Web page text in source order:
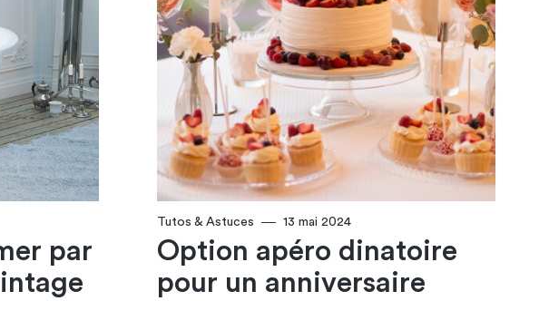
par
Tutos & Astuces 13 mai 2024
Option apéro dinatoire
pour un anniversaire